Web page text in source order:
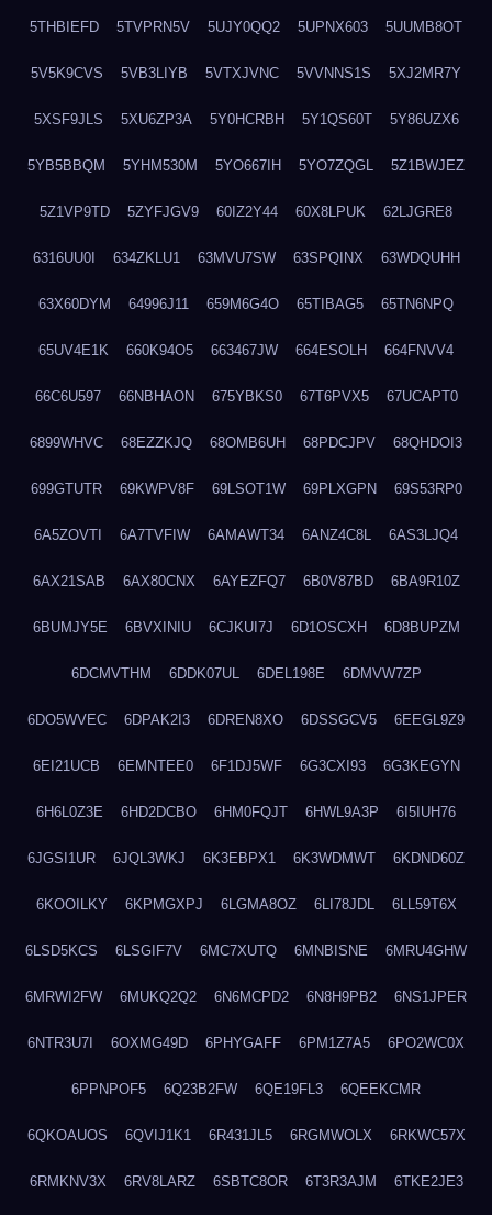
5THBIEFD 5TVPRN5V 5UJY0QQ2 5UPNX603 5UUMB8OT
5V5K9CVS 5VB3LIYB 5VTXJVNC 5VVNNS1S 5XJ2MR7Y
5XSF9JLS 5XU6ZP3A 5Y0HCRBH 5Y1QS60T 5Y86UZX6
5YB5BBQM 5YHM530M 5YO667IH 5YO7ZQGL 5Z1BWJEZ
5Z1VP9TD 5ZYFJGV9 60IZ2Y44 60X8LPUK 62LJGRE8
6316UU0I 634ZKLU1 63MVU7SW 63SPQINX 63WDQUHH
63X60DYM 64996J11 659M6G4O 65TIBAG5 65TN6NPQ
65UV4E1K 660K94O5 663467JW 664ESOLH 664FNVV4
66C6U597 66NBHAON 675YBKS0 67T6PVX5 67UCAPT0
6899WHVC 68EZZKJQ 68OMB6UH 68PDCJPV 68QHDOI3
699GTUTR 69KWPV8F 69LSOT1W 69PLXGPN 69S53RP0
6A5ZOVTI 6A7TVFIW 6AMAWT34 6ANZ4C8L 6AS3LJQ4
6AX21SAB 6AX80CNX 6AYEZFQ7 6B0V87BD 6BA9R10Z
6BUMJY5E 6BVXINIU 6CJKUI7J 6D1OSCXH 6D8BUPZM
6DCMVTHM 6DDK07UL 6DEL198E 6DMVW7ZP
6DO5WVEC 6DPAK2I3 6DREN8XO 6DSSGCV5 6EEGL9Z9
6EI21UCB 6EMNTEE0 6F1DJ5WF 6G3CXI93 6G3KEGYN
6H6L0Z3E 6HD2DCBO 6HM0FQJT 6HWL9A3P 6I5IUH76
6JGSI1UR 6JQL3WKJ 6K3EBPX1 6K3WDMWT 6KDND60Z
6KOOILKY 6KPMGXPJ 6LGMA8OZ 6LI78JDL 6LL59T6X
6LSD5KCS 6LSGIF7V 6MC7XUTQ 6MNBISNE 6MRU4GHW
6MRWI2FW 6MUKQ2Q2 6N6MCPD2 6N8H9PB2 6NS1JPER
6NTR3U7I 6OXMG49D 6PHYGAFF 6PM1Z7A5 6PO2WC0X
6PPNPOF5 6Q23B2FW 6QE19FL3 6QEEKCMR
6QKOAUOS 6QVIJ1K1 6R431JL5 6RGMWOLX 6RKWC57X
6RMKNV3X 6RV8LARZ 6SBTC8OR 6T3R3AJM 6TKE2JE3